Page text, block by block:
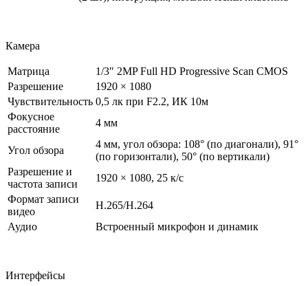
Камера
Матрица
1/3″ 2MP Full HD Progressive Scan CMOS
Разрешение
1920 × 1080
Чувствительность 0,5 лк при F2.2, ИК 10м
Фокусное
расстояние
4 мм
Угол обзора
4 мм, угол обзора: 108° (по диагонали), 91°
(по горизонтали), 50° (по вертикали)
Разрешение и
частота записи
1920 × 1080, 25 к/с
Формат записи
видео
H.265/H.264
Аудио
Встроенный микрофон и динамик
Интерфейсы